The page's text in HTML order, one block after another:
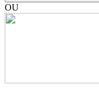
chien,
BüD'z
OU